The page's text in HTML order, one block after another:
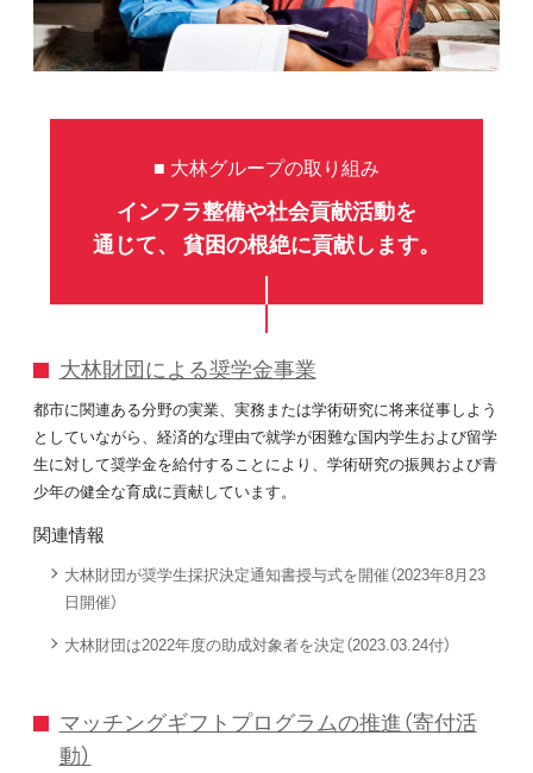
■ 大林グループの取り組み
インフラ整備や社会貢献活動を
通じて、 貧困の根絶に貢献します。
大林財団による奨学金事業
都市に関連ある分野の実業、実務または学術研究に将来従事しよう
としていながら、経済的な理由で就学が困難な国内学生および留学
生に対して奨学金を給付することにより、学術研究の振興および青
少年の健全な育成に貢献しています。
関連情報
大林財団が奨学生採択決定通知書授与式を開催（2023年8月23
日開催）
大林財団は2022年度の助成対象者を決定（2023.03.24付）
マッチングギフトプログラムの推進（寄付活
動）